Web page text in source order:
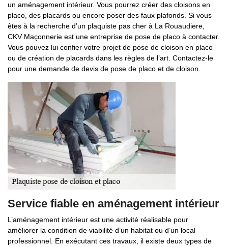
un aménagement intérieur. Vous pourrez créer des cloisons en
placo, des placards ou encore poser des faux plafonds. Si vous
êtes à la recherche d’un plaquiste pas cher à La Rouaudiere,
CKV Maçonnerie est une entreprise de pose de placo à contacter.
Vous pouvez lui confier votre projet de pose de cloison en placo
ou de création de placards dans les règles de l’art. Contactez-le
pour une demande de devis de pose de placo et de cloison.
Service fiable en aménagement intérieur
L’aménagement intérieur est une activité réalisable pour
améliorer la condition de viabilité d’un habitat ou d’un local
professionnel. En exécutant ces travaux, il existe deux types de